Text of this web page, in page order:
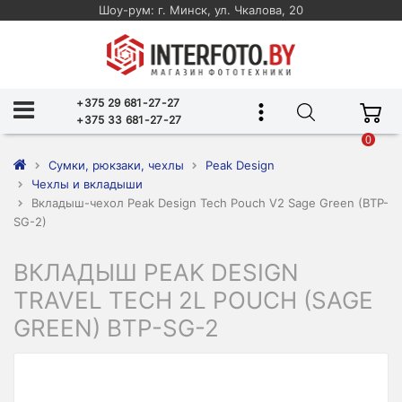
Шоу-рум: г. Минск, ул. Чкалова, 20
+375 29 681-27-27
+375 33 681-27-27
0
Сумки, рюкзаки, чехлы
Peak Design
Чехлы и вкладыши
Вкладыш-чехол Peak Design Tech Pouch V2 Sage Green (BTP-
SG-2)
ВКЛАДЫШ PEAK DESIGN
TRAVEL TECH 2L POUCH (SAGE
GREEN) BTP-SG-2